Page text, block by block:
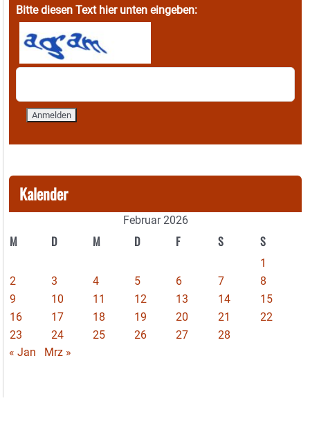
Bitte diesen Text hier unten eingeben:
Kalender
Februar 2026
M D M D F S S
1
2
3 4 5 6 7
8
9
10 11 12 13 14
15
16
17 18 19 20 21
22
23
24 25 26 27
28
« Jan
Mrz »